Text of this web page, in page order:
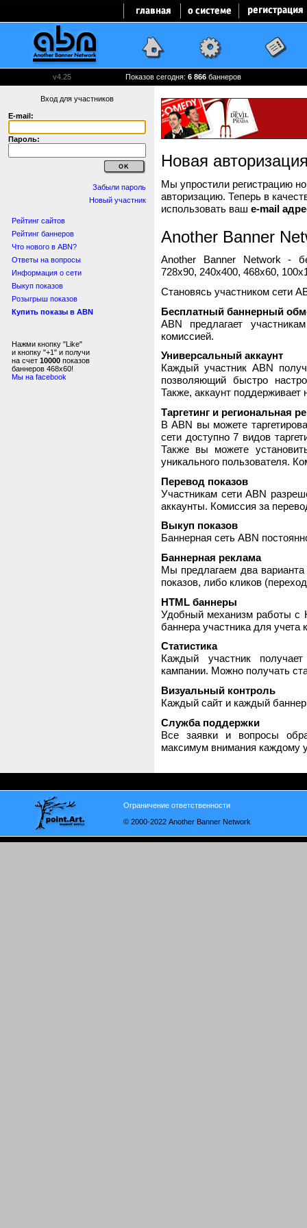
v4.25 Показов сегодня: 6 866 баннеров
Вход для участников
E-mail:
Пароль:
Забыли пароль
Новый участник
Рейтинг сайтов
Рейтинг баннеров
Что нового в ABN?
Ответы на вопросы
Информация о сети
Выкуп показов
Розыгрыш показов
Купить показы в ABN
Нажми кнопку "Like"
и кнопку "+1" и получи
на счет 10000 показов
баннеров 468x60!
Мы на facebook
Новая
Мы упростили регистрацию
авторизацию. Теперь в
использовать ваш e-mail
Another Banner
Another Banner Network -
728x90, 240x400, 468x60,
Становясь участником сети
Бесплатный баннерный
ABN предлагает
комиссией.
Универсальный аккаунт
Каждый участник ABN
позволяющий быстро
Также, аккаунт поддерживает
Таргетинг и региональная
В ABN вы можете
сети доступно 7 видов
Также вы можете
уникального пользователя.
Перевод показов
Участникам сети ABN
аккаунты. Комиссия за
Выкуп показов
Баннерная сеть ABN
Баннерная реклама
Мы предлагаем два
показов, либо кликов
HTML баннеры
Удобный механизм работы с
баннера участника для
Статистика
Каждый участник
кампании. Можно получать
Визуальный контроль
Каждый сайт и каждый
Служба поддержки
Все заявки и вопросы
максимум внимания каждому
Ограничение ответственности
© 2000-2022 Another Banner Network